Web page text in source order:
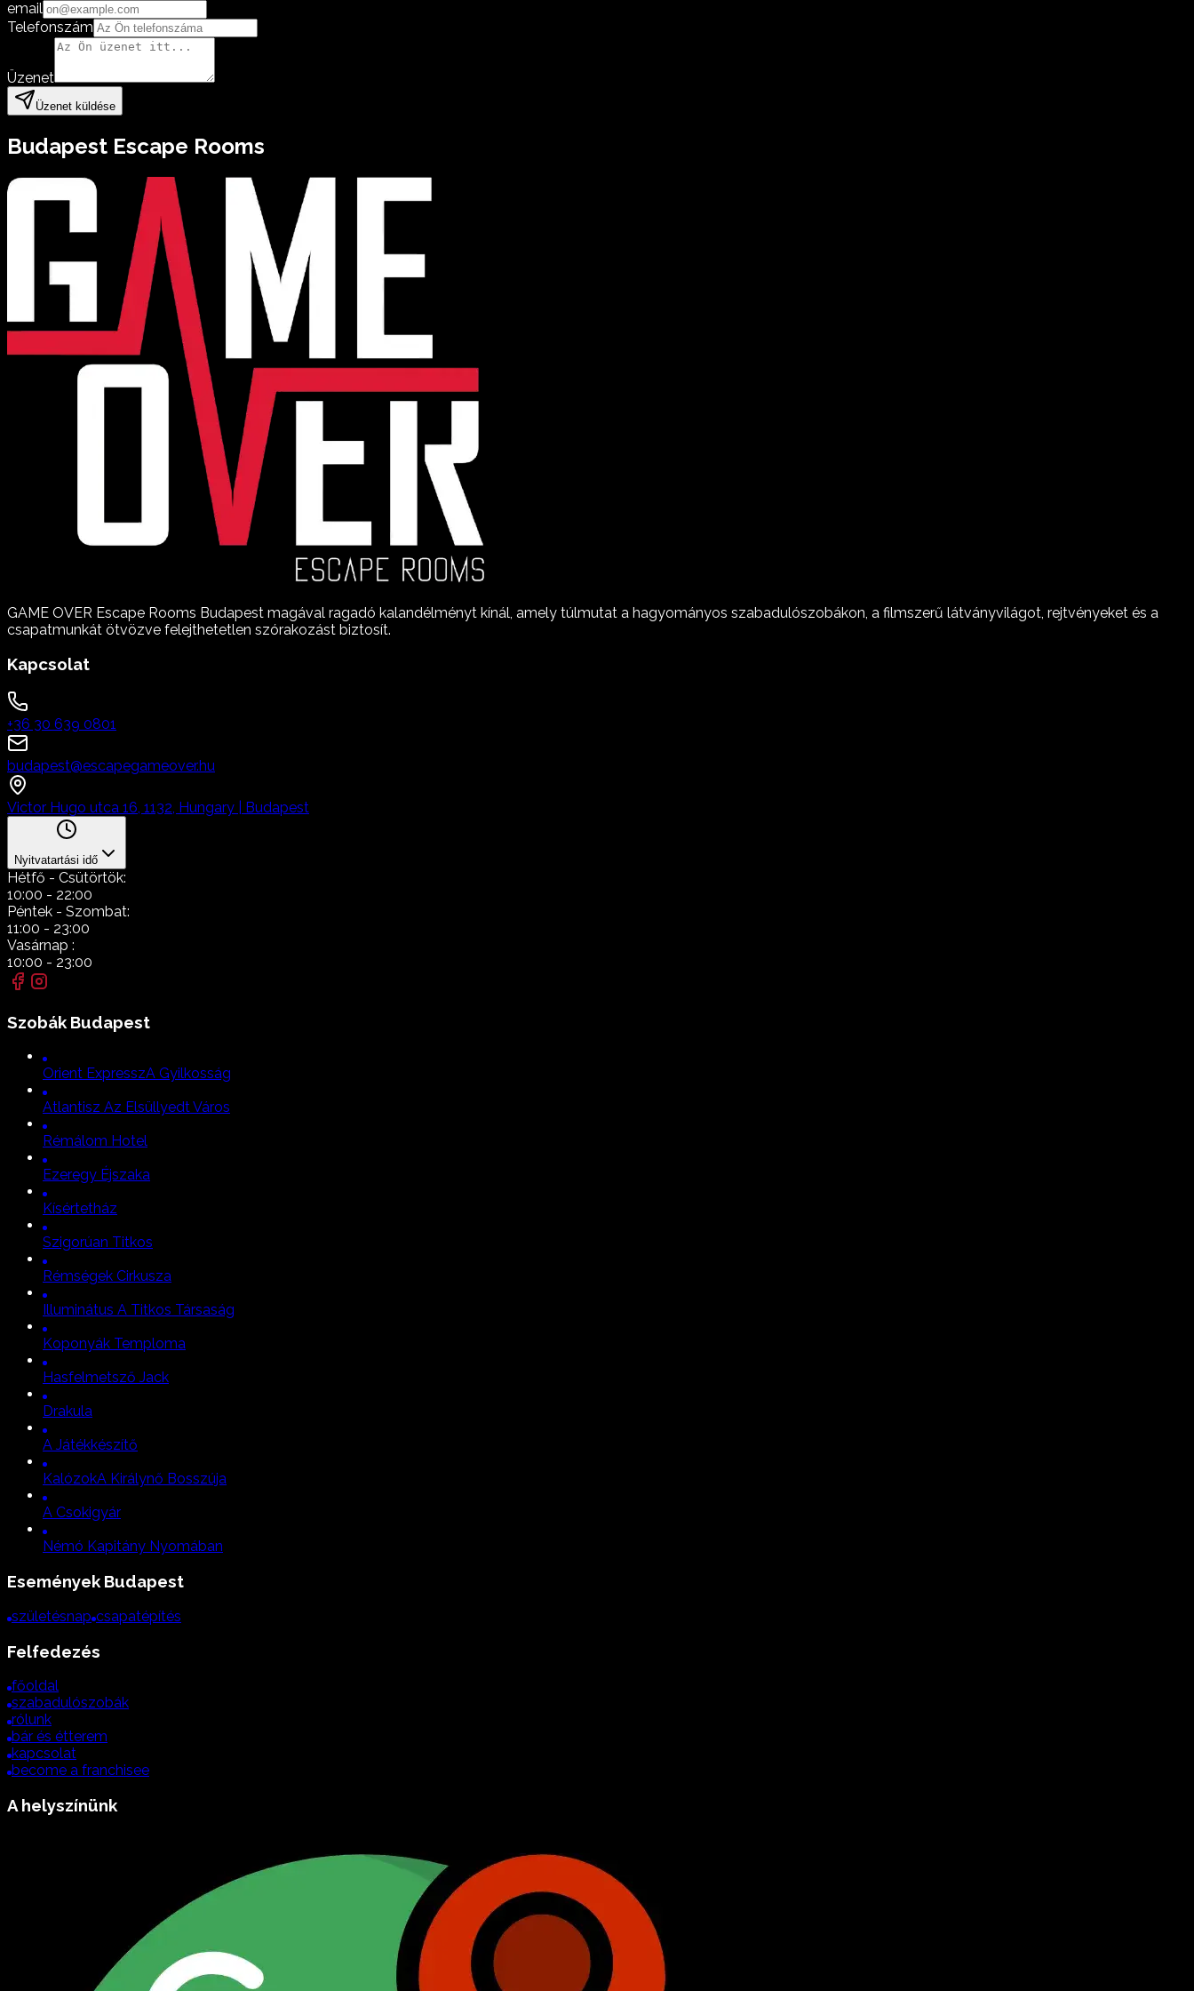
email
Telefonszám
Üzenet
Üzenet küldése
Budapest Escape Rooms
GAME OVER Escape Rooms Budapest magával ragadó kalandélményt kínál, amely túlmutat a hagyományos szabadulószobákon, a filmszerű látványvilágot, rejtvényeket és a
csapatmunkát ötvözve felejthetetlen szórakozást biztosít.
Kapcsolat
+36 30 639 0801
budapest@escapegameover.hu
Victor Hugo utca 16, 1132, Hungary | Budapest
Nyitvatartási idő
Hétfő - Csütörtök:
10:00 - 22:00
Péntek - Szombat:
11:00 - 23:00
Vasárnap :
10:00 - 23:00
Szobák Budapest
Orient ExpresszA Gyilkosság
Atlantisz Az Elsüllyedt Város
Rémálom Hotel
Ezeregy Éjszaka
Kísértetház
Szigorúan Titkos
Rémségek Cirkusza
Illuminátus A Titkos Társaság
Koponyák Temploma
Hasfelmetsző Jack
Drakula
A Játékkészítő
KalózokA Királynő Bosszúja
A Csokigyár
Némó Kapitány Nyomában
Események Budapest
születésnap csapatépítés
Felfedezés
főoldal
szabadulószobák
rólunk
bár és étterem
kapcsolat
become a franchisee
A helyszínünk